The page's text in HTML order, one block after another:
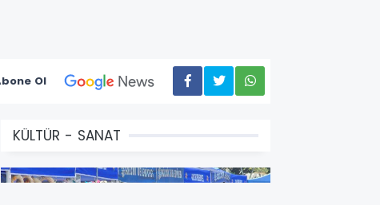
Ol
KÜLTÜR - SANAT